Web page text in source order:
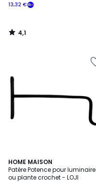
13,32 €
4,1
/
HOME MAISON
Patère Potence pour luminaire
ou plante crochet - LOJI